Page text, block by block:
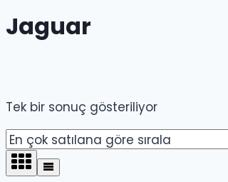
Jaguar
Tek bir sonuç gösteriliyor